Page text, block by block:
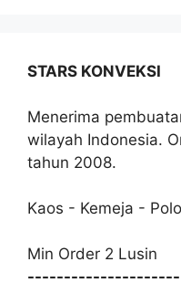
STARS KONVEKSI
Menerima
wilayah Indonesia.
tahun 2008.
Kaos - Kemeja -
Min Order 2 Lusin